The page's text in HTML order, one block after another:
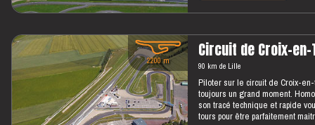
Circuit de Croix-
2200 m 90 km de Lille
Piloter sur le circuit de Croix-
toujours un grand moment.
son tracé technique et rapide
tours pour être parfaitement